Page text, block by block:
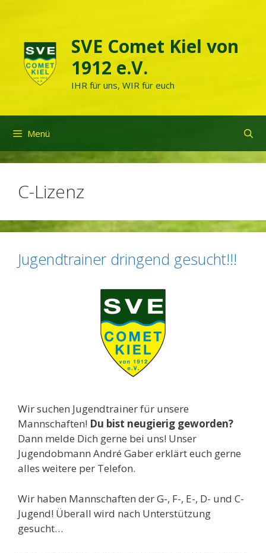
SVE Comet Kiel von
1912 e.V.
IHR für uns, WIR für euch
Menü
C-Lizenz
Jugendtrainer dringend gesucht!!!
Wir suchen Jugendtrainer für unsere
Mannschaften! Du bist neugierig geworden?
Dann melde Dich gerne bei uns! Unser
Jugendobmann André Gaber erklärt euch gerne
alles weitere per Telefon.
Wir haben Mannschaften der G-, F-, E-, D- und C-
Jugend! Überall wird nach Unterstützung
gesucht…